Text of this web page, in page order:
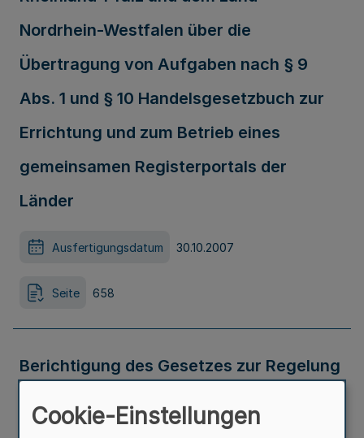
Nordrhein-Westfalen über die
Übertragung von Aufgaben nach § 9
Abs. 1 und § 10 Handelsgesetzbuch zur
Errichtung und zum Betrieb eines
gemeinsamen Registerportals der
Länder
Ausfertigungsdatum 30.10.2007
Seite 658
Berichtigung des Gesetzes zur Regelung
Cookie-Einstellungen